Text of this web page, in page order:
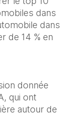
dans
dans
de 14 % en
donnée
qui ont
autour de